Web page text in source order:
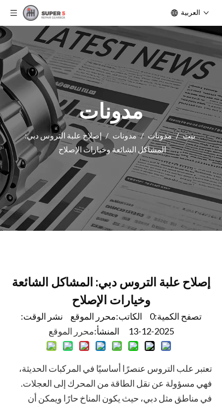
العربية
مدونات
بيت / مدونات / مدونات / إصلاح علبة التروس دبي:
المشاكل الشائعة وخيارات الإصلاح
إصلاح علبة التروس دبي: المشاكل الشائعة
وخيارات الإصلاح
تصفح الكمية:0 الكاتب:محرر الموقع نشر الوقت:
2025-12-13 المنشأ:
محرر الموقع
تعتبر علب التروس عنصرًا أساسيًا في المركبات الحديثة،
فهي مسؤولة عن نقل الطاقة من المحرك إلى العجلات.
في مناطق مثل دبي، حيث يكون المناخ حارًا ويمكن أن